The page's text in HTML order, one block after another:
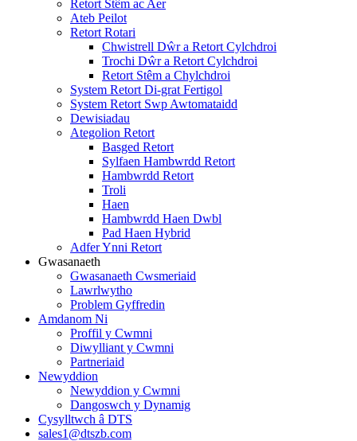
Retort Stêm ac Aer
Ateb Peilot
Retort Rotari
Chwistrell Dŵr a Retort Cylchdroi
Trochi Dŵr a Retort Cylchdroi
Retort Stêm a Chylchdroi
System Retort Di-grat Fertigol
System Retort Swp Awtomataidd
Dewisiadau
Ategolion Retort
Basged Retort
Sylfaen Hambwrdd Retort
Hambwrdd Retort
Troli
Haen
Hambwrdd Haen Dwbl
Pad Haen Hybrid
Adfer Ynni Retort
Gwasanaeth
Gwasanaeth Cwsmeriaid
Lawrlwytho
Problem Gyffredin
Amdanom Ni
Proffil y Cwmni
Diwylliant y Cwmni
Partneriaid
Newyddion
Newyddion y Cwmni
Dangoswch y Dynamig
Cysylltwch â DTS
sales1@dtszb.com